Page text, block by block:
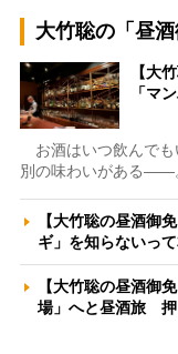
大竹聡の「昼酒
【大
「マ
お酒はいつ飲んでも
別の味わいがある――
【大竹聡の昼酒御
ギ」を知らないっ
【大竹聡の昼酒御
場」へと昼酒旅